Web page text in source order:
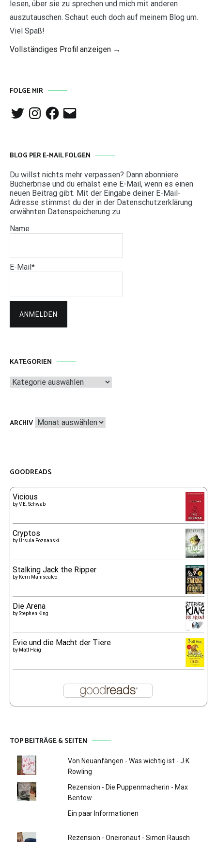
lesen, über sie zu sprechen und mich mit anderen
auszutauschen. Schaut euch doch auf meinem Blog um.
Viel Spaß!
Vollständiges Profil anzeigen →
FOLGE MIR
TwitterInstagramFacebook
E-
Mail
BLOG PER E-MAIL FOLGEN
Du willst nichts mehr verpassen? Dann abonniere
Bücherbrise und du erhälst eine E-Mail, wenn es einen
neuen Beitrag gibt. Mit der Eingabe deiner E-Mail-
Adresse stimmst du der in der Datenschutzerklärung
erwähnten Datenspeicherung zu.
Name
E-Mail*
KATEGORIEN
Kategorien
ARCHIV Archiv
GOODREADS
Vicious
byV.E. Schwab
Cryptos
by Ursula Poznanski
Stalking Jack the Ripper
by Kerri Maniscalco
Die Arena
byStephen King
Evie und die Macht der Tiere
by Matt Haig
TOP BEITRÄGE & SEITEN
Von Neuanfängen - Was wichtig ist - J.K.
Rowling
Rezension - Die Puppenmacherin - Max
Bentow
Ein paar Informationen
Rezension - Oneironaut - Simon Rausch